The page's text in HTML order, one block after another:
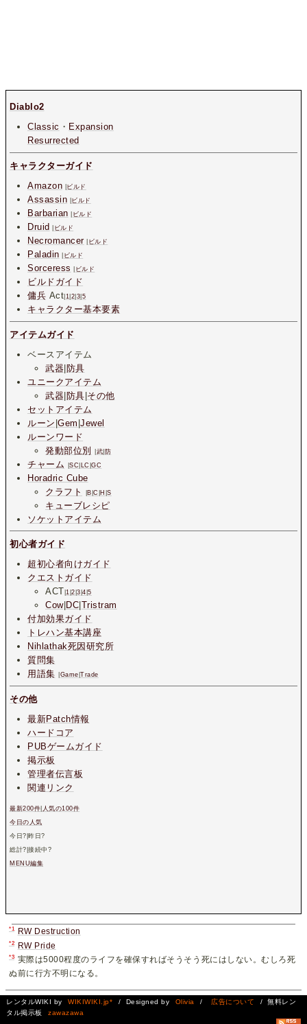
Diablo2
Classic ・ Expansion
Resurrected
キャラクターガイド
Amazon
ビルド
Assassin ビルド
Barbarian ビルド
Druid ビルド
Necromancer| ビルド
Paladin ビルド
Sorceress ビルド
ビルドガイド
傭兵 Act 1 2 3 5
キャラクター基本要素
アイテムガイド
ベースアイテム
武器|防具
ユニークアイテム
武器|防具|その他
セットアイテム
ルーン |Gem |Jewel
ルーンワード
発動部位別
武 防
チャーム |SC LC |GC
Horadric Cube
クラフト
B |C H |S
キューブレシピ
ソケットアイテム
初心者ガイド
超初心者向けガイド
クエストガイド
ACT |1 |2 |3 |4 |5
Cow| DC Tristram
付加効果ガイド
トレハン基本講座
Nihlathak死因研究所
質問集
用語集
Game |Trade
その他
最新Patch情報
ハードコア
PUBゲームガイド
掲示板
管理者伝言板
関連リンク
最新200件 人気の100件
今日の人気
今日? |昨日?
総計? |接続中 ?
MENU編集
*1 RW Destruction
*2 RW Pride
*3 実際は5000程度のライフを確保すればそうそう死にはしない。むしろ死
ぬ前に行方不明になる。
レンタルWIKI by WIKIWIKI.jp* / Designed by Olivia / 広告について
/ 無料レン
タル掲示板
zawazawa